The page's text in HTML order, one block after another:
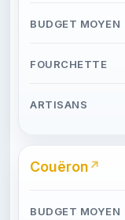
Couëron